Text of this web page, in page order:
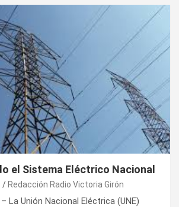
el Sistema Eléctrico Nacional
Redacción Radio Victoria Girón
La Unión Nacional Eléctrica (UNE)